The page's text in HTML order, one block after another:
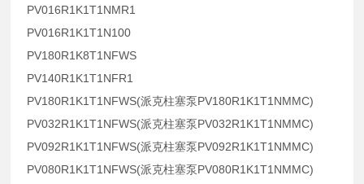
PV016R1K1T1NMR1
PV016R1K1T1N100
PV180R1K8T1NFWS
PV140R1K1T1NFR1
PV180R1K1T1NFWS(派克柱塞泵PV180R1K1T1NMMC)
PV032R1K1T1NFWS(派克柱塞泵PV032R1K1T1NMMC)
PV092R1K1T1NFWS(派克柱塞泵PV092R1K1T1NMMC)
PV080R1K1T1NFWS(派克柱塞泵PV080R1K1T1NMMC)